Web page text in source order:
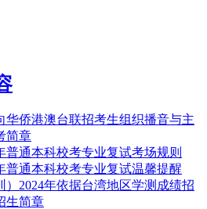
华侨港澳台联招考生组织播音与主
简章
普通本科校考专业复试考场规则
普通本科校考专业复试温馨提醒
）2024年依据台湾地区学测成绩招
生简章